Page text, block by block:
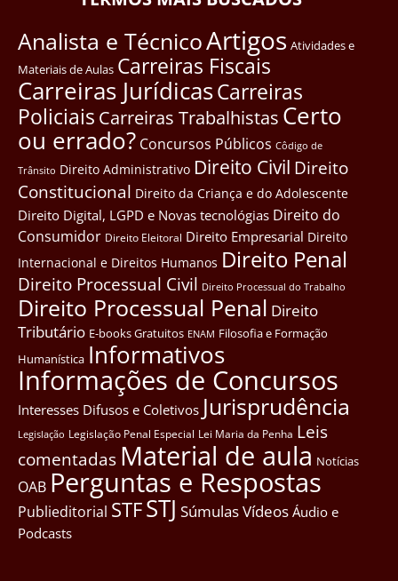
Analista e TécnicoArtigos Atividades e
Materiais de Aulas Carreiras Fiscais
Carreiras JurídicasCarreiras
Policiais Carreiras Trabalhistas Certo
ou errado? Concursos Públicos Côdigo de
Trânsito Direito Administrativo Direito Civil Direito
Constitucional Direito da Criança e do Adolescente
Direito Digital, LGPD e Novas tecnológias Direito do
Consumidor Direito Eleitoral Direito Empresarial Direito
Internacional e Direitos Humanos Direito Penal
Direito Processual Civil Direito Processual do Trabalho
Direito Processual Penal Direito
Tributário E-books Gratuitos ENAM Filosofia e Formação
Humanística Informativos
Informações de Concursos
Interesses Difusos e Coletivos Jurisprudência
Legislação Legislação Penal Especial Lei Maria da Penha Leis
comentadas Material de aula Notícias
OAB Perguntas e Respostas
Publieditorial STFSTJ SúmulasVídeos Áudio e
Podcasts